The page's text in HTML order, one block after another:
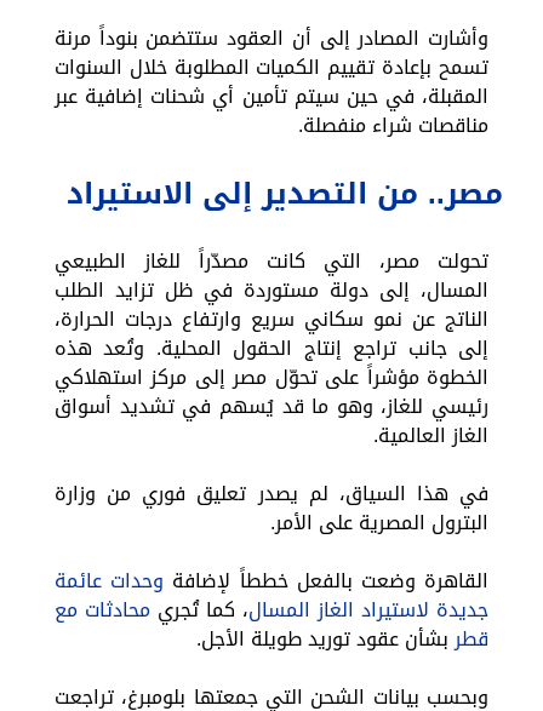
وأشارت المصادر إلى أن العقود ستتضمن بنوداً مرنة
تسمح بإعادة تقييم الكميات المطلوبة خلال السنوات
المقبلة، في حين سيتم تأمين أي شحنات إضافية عبر
مناقصات شراء منفصلة.
مصر.. من التصدير إلى الاستيراد
تحولت مصر، التي كانت مصدّراً للغاز الطبيعي
المسال، إلى دولة مستوردة في ظل تزايد الطلب
الناتج عن نمو سكاني سريع وارتفاع درجات الحرارة،
إلى جانب تراجع إنتاج الحقول المحلية. وتُعد هذه
الخطوة مؤشراً على تحوّل مصر إلى مركز استهلاكي
رئيسي للغاز، وهو ما قد يُسهم في تشديد أسواق
الغاز العالمية.
في هذا السياق، لم يصدر تعليق فوري من وزارة
البترول المصرية على الأمر.
القاهرة وضعت بالفعل خططاً لإضافة وحدات عائمة
جديدة لاستيراد الغاز المسال، كما تُجري محادثات مع
قطربشأن عقود توريد طويلة الأجل.
وبحسب بيانات الشحن التي جمعتها بلومبرغ، تراجعت